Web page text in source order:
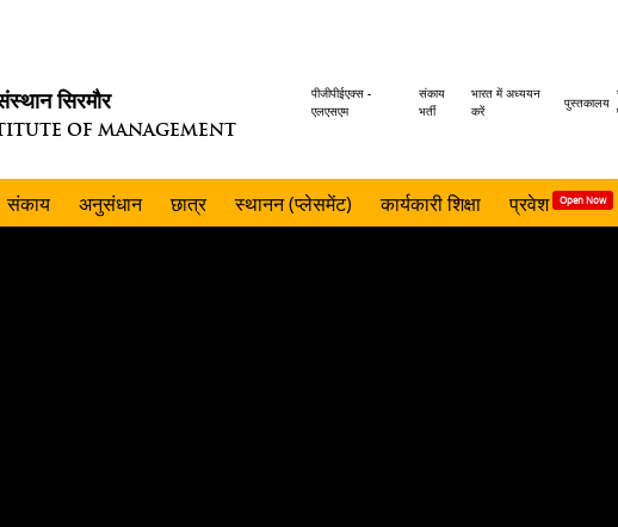
सिरमौर
OF MANAGEMENT
Header
पीजीपीईएक्स -
एलएसएम
संकाय
भर्ती
भारत में अध्ययन
करें
पुस्तकालय
संकाय अनुसंधान छात्र स्थानन (प्लेसमेंट) कार्यकारी शिक्षा प्रवेश